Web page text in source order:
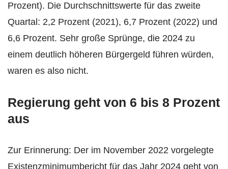
Prozent). Die Durchschnittswerte für das zweite
Quartal: 2,2 Prozent (2021), 6,7 Prozent (2022) und
6,6 Prozent. Sehr große Sprünge, die 2024 zu
einem deutlich höheren Bürgergeld führen würden,
waren es also nicht.
Regierung geht von 6 bis 8 Prozent
aus
Zur Erinnerung: Der im November 2022 vorgelegte
Existenzminimumbericht für das Jahr 2024 geht von